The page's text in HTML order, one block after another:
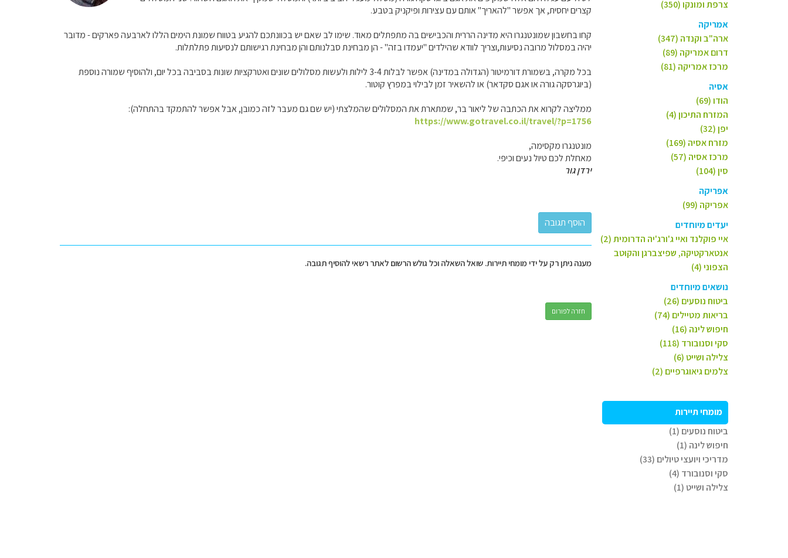
צרפת ומונקו (350)
אמריקה
ארה"ב וקנדה (347)
דרום אמריקה (89)
מרכז אמריקה (81)
אסיה
הודו (69)
המזרח התיכון (4)
יפן (32)
מזרח אסיה (169)
מרכז אסיה (57)
סין (104)
אפריקה
אפריקה (99)
יעדים מיוחדים
איי פוקלנד ואיי ג'ורג'יה הדרומית (2)
אנטארקטיקה, שפיצברגן והקוטב
הצפוני (4)
נושאים מיוחדים
ביטוח נוסעים (26)
בריאות מטיילים (74)
חיפוש לינה (16)
סקי וסנובורד (118)
צלילה ושייט (6)
צלמים גיאוגרפיים (2)
מומחי תיירות
ביטוח נוסעים (1)
חיפוש לינה (1)
מדריכי ויועצי טיולים (33)
סקי וסנובורד (4)
צלילה ושייט (1)
קצרים יחסית, אך אפשר "להאריך" אותם עם עצירות ופיקניק בטבע.
קחו בחשבון שמונטנגרו היא מדינה הררית והכבישים בה מתפתלים מאוד. שימו לב שאם יש בכוונתכם להגיע בטווח שמונת הימים הללו לארבעה פארקים - מדובר
יהיה במסלול מרובה נסיעות,וצריך לוודא שהילדים "יעמדו בזה" - הן מבחינת סבלנותם והן מבחינת רגישותם לנסיעות פתלתלות.
בכל מקרה, בשמורת דורמיטור (הגדולה במדינה) אפשר לבלות 3-4 לילות ולעשות מסלולים שונים ואטרקציות שונות בסביבה בכל יום, ולהוסיף שמורה נוספת
(ביוגרסקה גורה או אגם סקדאר) או להשאיר זמן לבילוי במפרץ קוטור.
ממליצה לקרוא את הכתבה של ליאור בר, שמתארת את המסלולים שהמלצתי (יש שם גם מעבר לזה כמובן, אבל אפשר להתמקד בהתחלה):
https://www.gotravel.co.il/travel/?p=1756
מונטנגרו מקסימה,
מאחלת לכם טיול נעים וכיפי.
ירדן גור
מענה ניתן רק על ידי מומחי תיירות. שואל השאלה וכל גולש הרשום לאתר רשאי להוסיף תגובה.
חזרה לפורום